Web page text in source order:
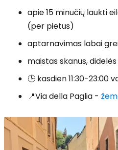
apie 15 minučių laukti
(per pietus)
aptarnavimas labai
maistas skanus,
🕒 kasdien 11:30-23:00
📍Via della Paglia -